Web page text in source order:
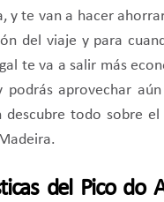
y te van a hacer
del viaje y para
te va a salir más
podrás aprovechar
descubre todo sobre
del Pico do